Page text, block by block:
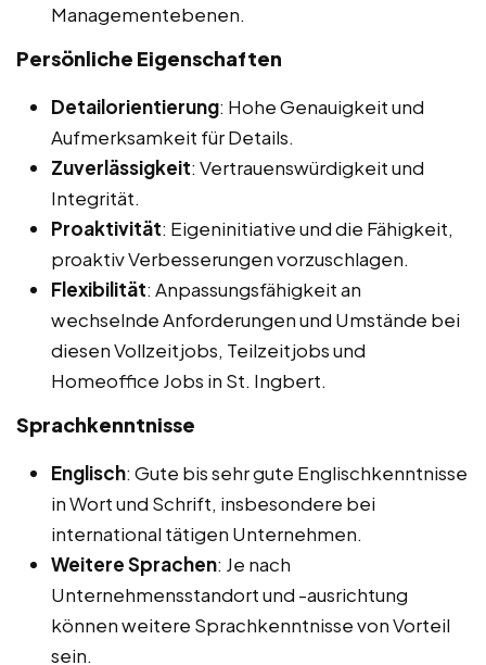
Managementebenen.
Persönliche Eigenschaften
Detailorientierung: Hohe Genauigkeit und
Aufmerksamkeit für Details.
Zuverlässigkeit: Vertrauenswürdigkeit und
Integrität.
Proaktivität: Eigeninitiative und die Fähigkeit,
proaktiv Verbesserungen vorzuschlagen.
Flexibilität: Anpassungsfähigkeit an
wechselnde Anforderungen und Umstände bei
diesen Vollzeitjobs, Teilzeitjobs und
Homeoffice Jobs in St. Ingbert.
Sprachkenntnisse
Englisch: Gute bis sehr gute Englischkenntnisse
in Wort und Schrift, insbesondere bei
international tätigen Unternehmen.
Weitere Sprachen: Je nach
Unternehmensstandort und -ausrichtung
können weitere Sprachkenntnisse von Vorteil
sein.